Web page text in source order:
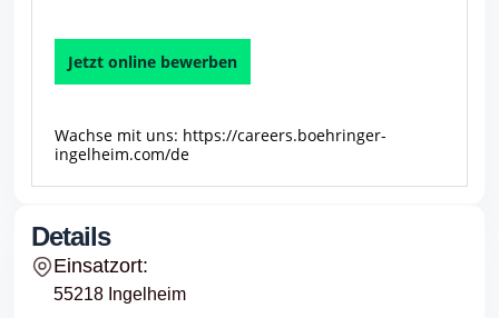
Jetzt online bewerben
Wachse mit uns: https://careers.boehringer-
ingelheim.com/de
Details
Einsatzort:
55218 Ingelheim